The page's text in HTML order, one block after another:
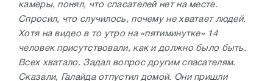
камеры, понял, что спасателей нет на месте.
Спросил, что случилось, почему не хватает людей.
Хотя на видео в то утро на «пятиминутке» 14
человек присутствовали, как и должно было быть.
Всех хватало. Задал вопрос другим спасателям.
Сказали, Галайда отпустил домой. Они пришли